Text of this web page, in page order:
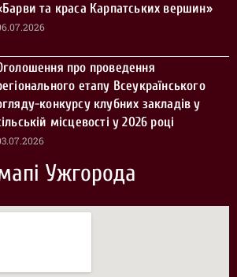
та краса Карпатських вершин»
про проведення
етапу Всеукраїнського
конкурсу клубних закладів у
місцевості у 2026 році
Ужгорода